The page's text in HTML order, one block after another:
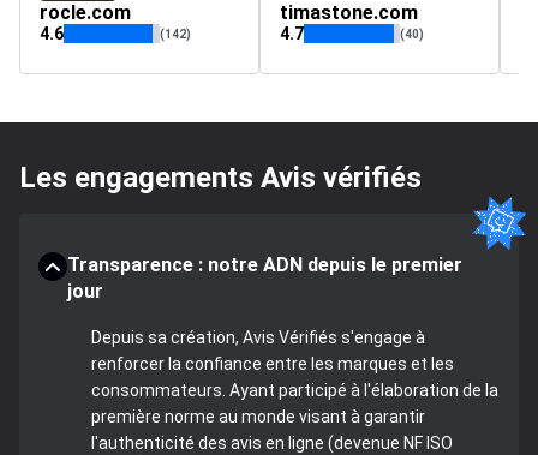
rocle.com
4.6 (142)
timastone.com
4.7 (40)
Les engagements Avis vérifiés
Transparence : notre ADN depuis le premier
jour
Depuis sa création, Avis Vérifiés s'engage à
renforcer la confiance entre les marques et les
consommateurs. Ayant participé à l'élaboration de la
première norme au monde visant à garantir
l'authenticité des avis en ligne (devenue NF ISO